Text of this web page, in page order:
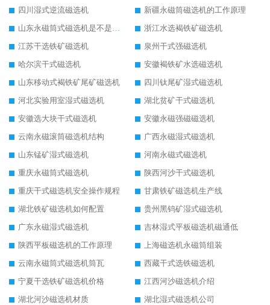
四川湿式逆流磁选机
新疆永磁筒磁选机的工作原理
山东永磁筒式磁选机是不是强磁
浙江水选褐铁矿磁选机
江苏干选铁矿磁选机
泉州干式强磁选机
哈尔滨干式磁选机
安徽褐铁矿水选磁选机
山东移动式褐铁矿尾矿磁选机
四川钛尾矿湿式磁选机
河北实验用室湿式磁选机
湖北贫矿干式磁选机
安徽选大块干式磁选机
安徽永磁强磁磁选机
云南永磁滚筒磁选机结构
广西永磁湿式磁选机
山东锰矿湿式磁选机
河南永磁式磁选机
重庆永磁筒式磁选机
陕西河沙干式磁选机
重庆干式磁选机安全操作规程
甘肃铁矿磁选机生产线
湖北铁矿磁选机如何配置
贵州黑钨矿湿式磁选机
广东永磁湿式磁选机
吉林湿式平板磁选机磁通低
陕西平板磁选机的工作原理
上海磁选机永磁筒组装
云南永磁筒式磁选机筒瓦
西藏干式选铁磁选机
宁夏干选铁矿磁选机价格
江西河沙磁选机介绍
湖北河沙磁选机材质
湖北湿式磁选机公司